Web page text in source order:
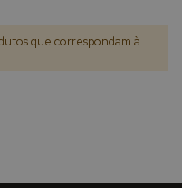
que correspondam à